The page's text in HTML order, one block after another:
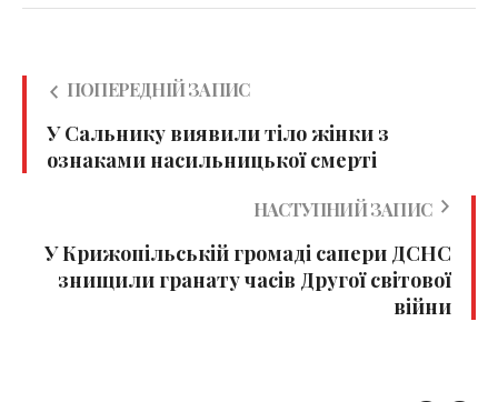
ПОПЕРЕДНІЙ ЗАПИС
У Сальнику виявили тіло жінки з
ознаками насильницької смерті
НАСТУПНИЙ ЗАПИС
У Крижопільській громаді сапери ДСНС
знищили гранату часів Другої світової
війни